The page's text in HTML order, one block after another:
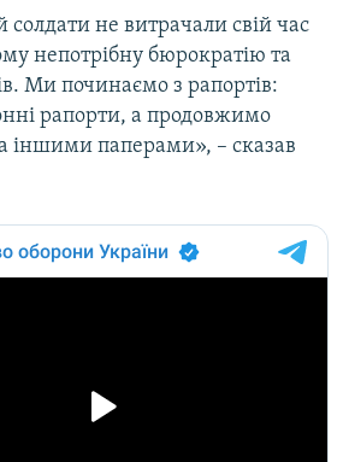
не витрачали свій час
непотрібну бюрократію та
Ми починаємо з рапортів:
рапорти, а продовжимо
іншими паперами», – сказав